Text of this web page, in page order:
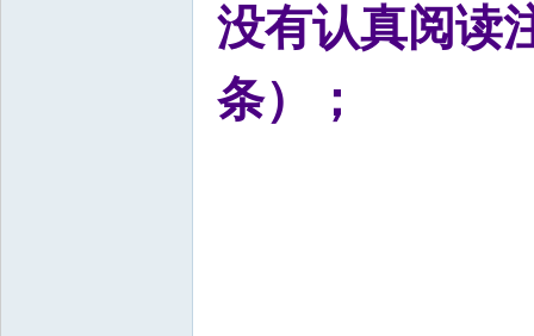
没有认真阅读
条）；